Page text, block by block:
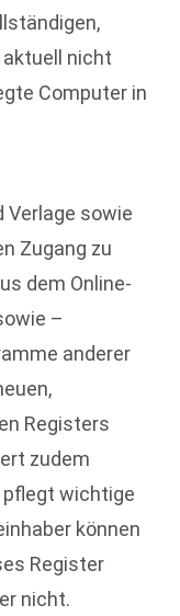
aktuell nicht
Computer in
Verlage sowie
Zugang zu
dem Online-
–
anderer
Registers
zudem
pflegt wichtige
können
Register
nicht.